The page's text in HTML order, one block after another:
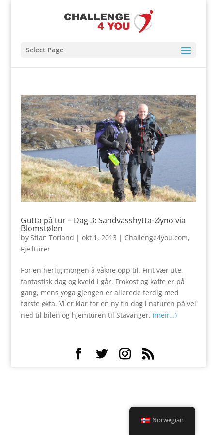
Select Page
Gutta på tur – Dag 3: Sandvasshytta-Øyno via
Blomstølen
by Stian Torland | okt 1, 2013 | Challenge4you.com,
Fjellturer
For en herlig morgen å våkne opp til. Fint vær ute,
fantastisk dag og kveld i går. Frokost og kaffe er på
gang, mens yoga gjengen er allerede ferdig med
første økta. Vi er klar for en ny fin dag i naturen på vei
ned til bilen og hjemturen til Stavanger. (meir…)
Norwegian